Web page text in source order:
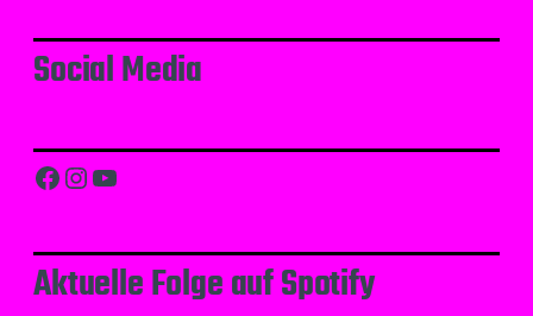
Social Media
Facebook Instagram YouTube
Aktuelle Folge auf Spotify